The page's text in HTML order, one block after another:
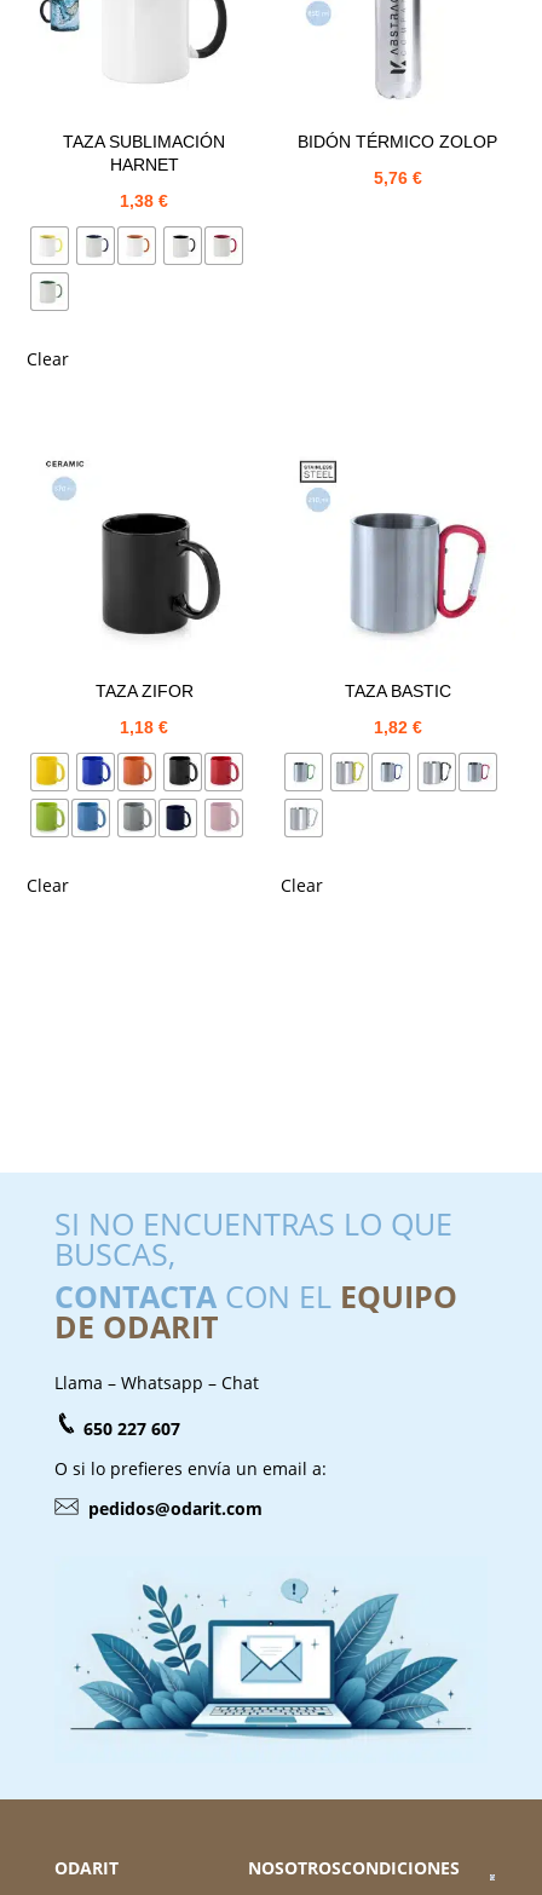
TAZA SUBLIMACIÓN
HARNET
1,38€
Clear
BIDÓN TÉRMICO ZOLOP
5,76 €
TAZA ZIFOR
1,18€
Clear
TAZA BASTIC
1,82 €
Clear
SI NO ENCUENTRAS LO QUE
BUSCAS,
CONTACTACON EL EQUIPO
DE ODARIT
Llama – Whatsapp – Chat
650 227 607
O si lo prefieres envía un email a:
pedidos@odarit.com
ODARIT NOSOTROSCONDICIONES